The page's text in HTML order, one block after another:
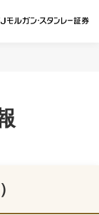
三菱ＵＦＪモル